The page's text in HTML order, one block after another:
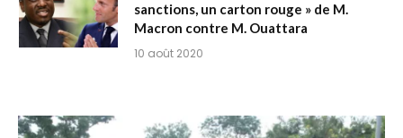
sanctions, un carton rouge » de M.
Macron contre M. Ouattara
10 août 2020